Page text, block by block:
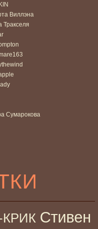
Виллэна
Тракселя
Сумарокова
КРИК Стивен